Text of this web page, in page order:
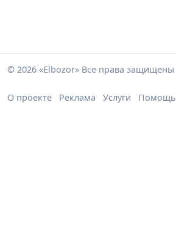
© 2026 «Elbozor» Все права защищены
О проекте Реклама Услуги Помощь